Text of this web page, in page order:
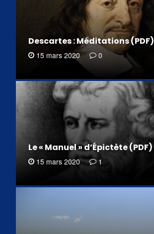
Descartes : Méditations (PDF)
15 mars 2020 0
Le « Manuel » d’Épictète (PDF)
15 mars 2020 1